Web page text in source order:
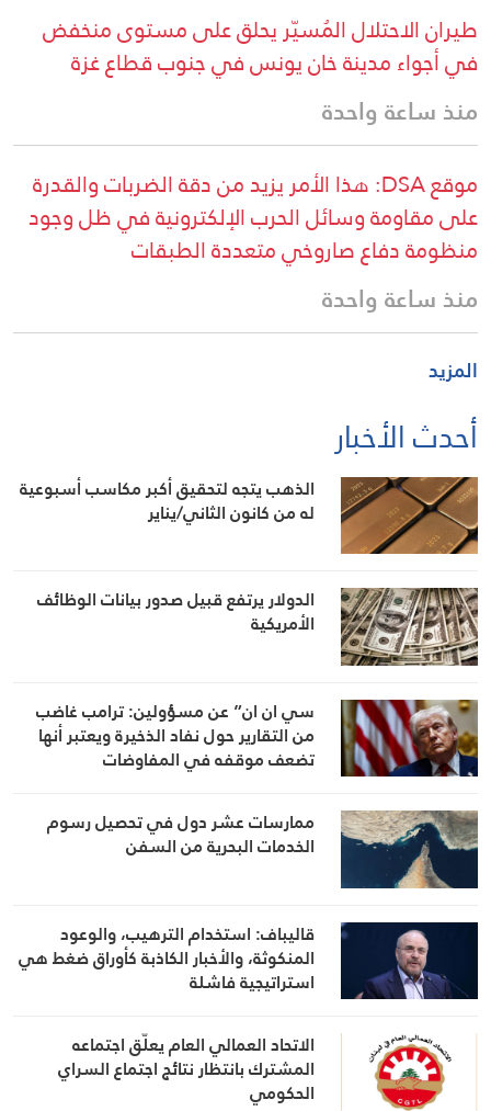
طيران الاحتلال المُسيّر يحلق على مستوى منخفض
في أجواء مدينة خان يونس في جنوب قطاع غزة
منذ ساعة واحدة
موقع DSA: هذا الأمر يزيد من دقة الضربات والقدرة
على مقاومة وسائل الحرب الإلكترونية في ظل وجود
منظومة دفاع صاروخي متعددة الطبقات
منذ ساعة واحدة
المزيد
أحدث الأخبار
الذهب يتجه لتحقيق أكبر مكاسب أسبوعية
له من كانون الثاني/يناير
الدولار يرتفع قبيل صدور بيانات الوظائف
الأمريكية
سي ان ان” عن مسؤولين: ترامب غاضب
من التقارير حول نفاد الذخيرة ويعتبر أنها
تضعف موقفه في المفاوضات
ممارسات عشر دول في تحصيل رسوم
الخدمات البحرية من السفن
قاليباف: استخدام الترهيب، والوعود
المنكوثة، والأخبار الكاذبة كأوراق ضغط هي
استراتيجية فاشلة
الاتحاد العمالي العام يعلّق اجتماعه
المشترك بانتظار نتائج اجتماع السراي
الحكومي